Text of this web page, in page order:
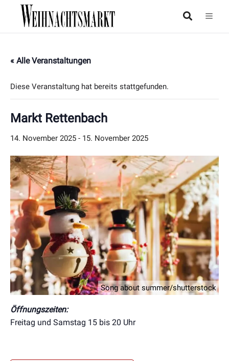
« Alle Veranstaltungen
Diese Veranstaltung hat bereits stattgefunden.
Markt Rettenbach
14. November 2025 - 15. November 2025
Song about summer/shutterstock
Öffnungszeiten:
Freitag und Samstag 15 bis 20 Uhr